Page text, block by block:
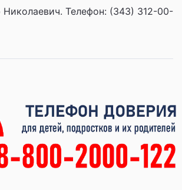
Николаевич. Телефон: (343) 312-00-